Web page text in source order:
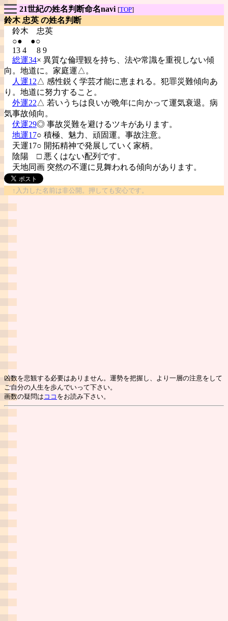
21世紀の姓名判断命名navi [TOP]
鈴木 忠英 の姓名判断
鈴木 忠英
○● ●○
13 4 8 9
総運34× 異質な倫理観を持ち、法や常識を重視しない傾
向。地道に。家庭運△。
人運12△ 感性鋭く学芸才能に恵まれる。犯罪災難傾向あ
り。地道に努力すること。
外運22△ 若いうちは良いが晩年に向かって運気衰退。病
気事故傾向。
伏運29◎ 事故災難を避けるツキがあります。
地運17○ 積極、魅力、頑固運。事故注意。
天運17○ 開拓精神で発展していく家柄。
陰陽 □ 悪くはない配列です。
天地同画 突然の不運に見舞われる傾向があります。
↑入力した名前は非公開。押しても安心です。
凶数を悲観する必要はありません。運勢を把握し、より一層の注意をして
ご自分の人生を歩んでいって下さい。
画数の疑問は ココ をお読み下さい。